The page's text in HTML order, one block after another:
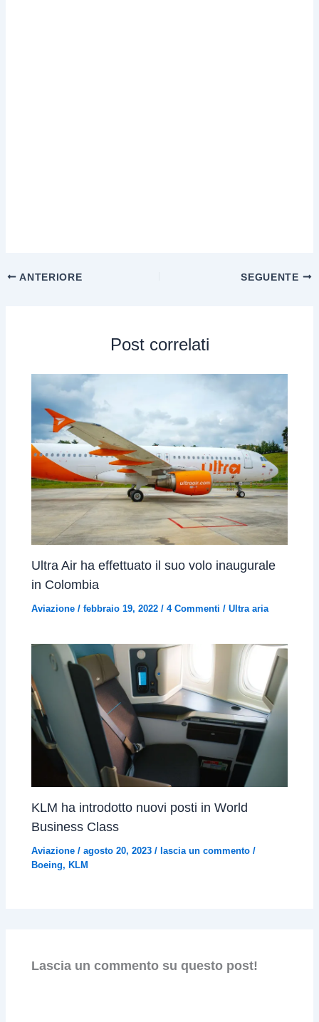
ANTERIORE SEGUENTE
Post correlati
Ultra Air ha effettuato il suo volo inaugurale
in Colombia
Aviazione /febbraio 19, 2022/4 Commenti /Ultra aria
KLM ha introdotto nuovi posti in World
Business Class
Aviazione /agosto 20, 2023/ lascia un commento /
Boeing, KLM
Lascia un commento su questo post!